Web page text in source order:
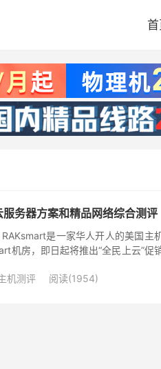
务器方案和精品网络综合测评
是一家华人开人的美国主
机房，即日起将推出“全民上云”促
机测评 阅读(1954)